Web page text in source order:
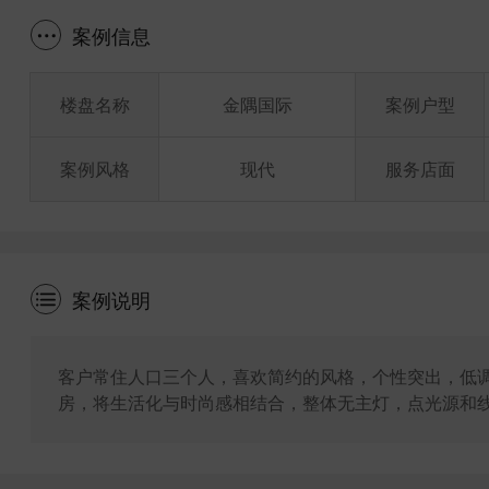
案例信息
楼盘名称
案例风格
金隅国际
现代
案例户型
服务店面
案例说明
客户常住人口三个人，喜欢简约的风格，个性突出，
房，将生活化与时尚感相结合，整体无主灯，点光源和